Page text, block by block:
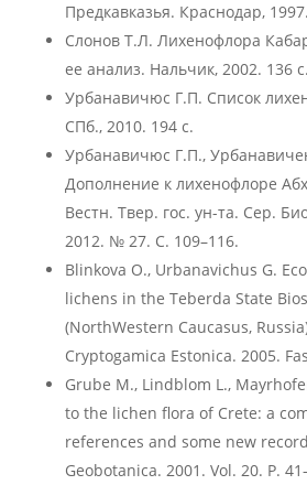
Предкавказья. Краснодар,
Слонов Т.Л. Лихенофлора
ее анализ. Нальчик, 2002. 136 с.
Урбанавичюс Г.П. Список
СПб., 2010. 194 с.
Урбанавичюс Г.П.,
Дополнение к лихенофлоре
Вестн. Твер. гос. ун-та. Сер.
2012. № 27. С. 109–116.
Blinkova O., Urbanavichus G.
lichens in the Teberda State
(NorthWestern Caucasus,
Cryptogamica Estonica. 2005.
Grube M., Lindblom L.,
to the lichen flora of Crete: a
references and some new
Geobotanica. 2001. Vol. 20. P.